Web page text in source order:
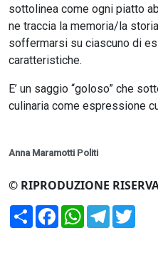
sottolinea come ogni piatto
ne traccia la memoria/la
soffermarsi su ciascuno di
caratteristiche.
E’ un saggio “goloso” che
culinaria come espressione
Anna Maramotti Politi
© RIPRODUZIONE
CondividiFacebookWhatsApp
Telegram